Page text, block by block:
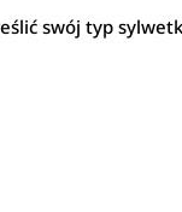
swój typ